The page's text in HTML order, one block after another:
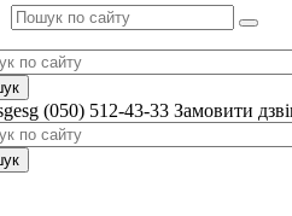
(050) 512-43-33 Замовити